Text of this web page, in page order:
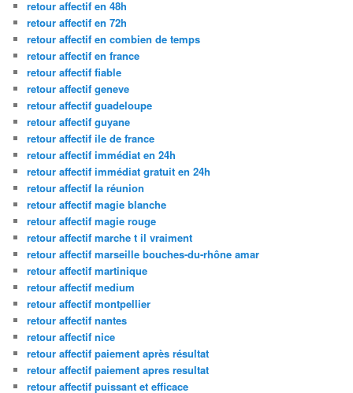
retour affectif en 48h
retour affectif en 72h
retour affectif en combien de temps
retour affectif en france
retour affectif fiable
retour affectif geneve
retour affectif guadeloupe
retour affectif guyane
retour affectif ile de france
retour affectif immédiat en 24h
retour affectif immédiat gratuit en 24h
retour affectif la réunion
retour affectif magie blanche
retour affectif magie rouge
retour affectif marche t il vraiment
retour affectif marseille bouches-du-rhône amar
retour affectif martinique
retour affectif medium
retour affectif montpellier
retour affectif nantes
retour affectif nice
retour affectif paiement après résultat
retour affectif paiement apres resultat
retour affectif puissant et efficace